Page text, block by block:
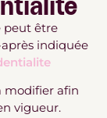
peut être
indiquée
modifier afin
vigueur.